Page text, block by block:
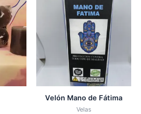
de
precios:
desde
1,00 €
hasta
7,50 €
producto
tiene
múltiples
variantes.
Las
opciones
se
Velón Mano de Fátima
Velas